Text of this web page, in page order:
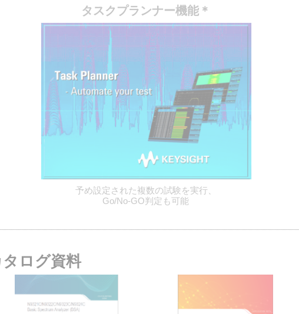
タスクプランナー機能＊
予め設定された複数の試験を実行、
Go/No-GO判定も可能
ログ資料